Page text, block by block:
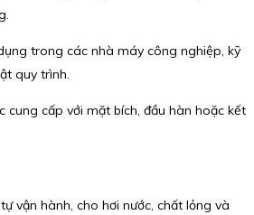
trong các nhà máy công nghiệp, kỹ
quy trình.
cung cấp với mặt bích, đầu hàn hoặc kết
vận hành, cho hơi nước, chất lỏng và